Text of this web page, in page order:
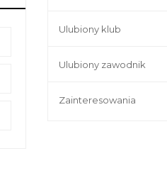
Ulubiony klub
Ulubiony zawodnik
Zainteresowania